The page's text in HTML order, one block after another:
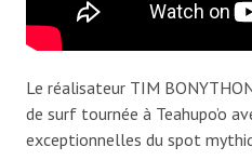
Le réalisateur TIM
de surf tournée à Teahupo’o
exceptionnelles du spot